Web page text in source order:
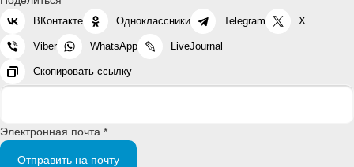
ВКонтакте Одноклассники Telegram X
Viber WhatsApp LiveJournal
Скопировать ссылку
Электронная почта *
Отправить на почту